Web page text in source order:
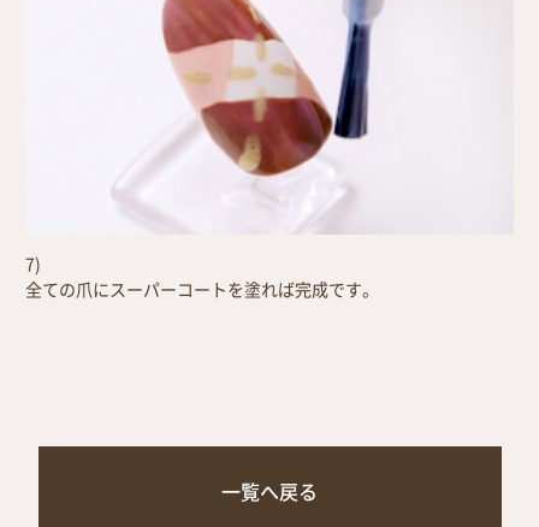
7)
全ての爪にスーパーコートを塗れば完成です。
一覧へ戻る